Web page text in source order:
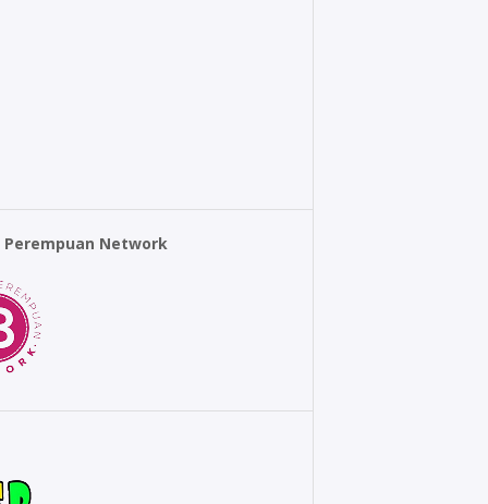
Perempuan Network